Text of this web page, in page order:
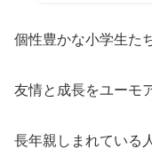
個性豊かな小学生た
友情と成長をユーモ
長年親しまれている